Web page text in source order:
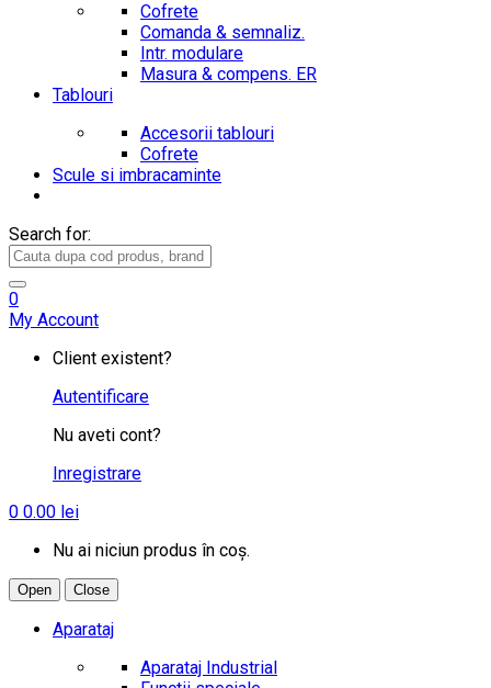
Cofrete
Comanda & semnaliz.
Intr. modulare
Masura & compens. ER
Tablouri
Accesorii tablouri
Cofrete
Scule si imbracaminte
Search for:
0
My Account
Client existent?
Autentificare
Nu aveti cont?
Inregistrare
0 0.00 lei
Nu ai niciun produs în coș.
Open Close
Aparataj
Aparataj Industrial